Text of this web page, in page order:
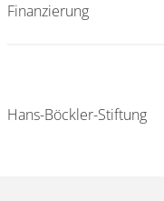
Finanzierung
Hans-Böckler-Stiftung